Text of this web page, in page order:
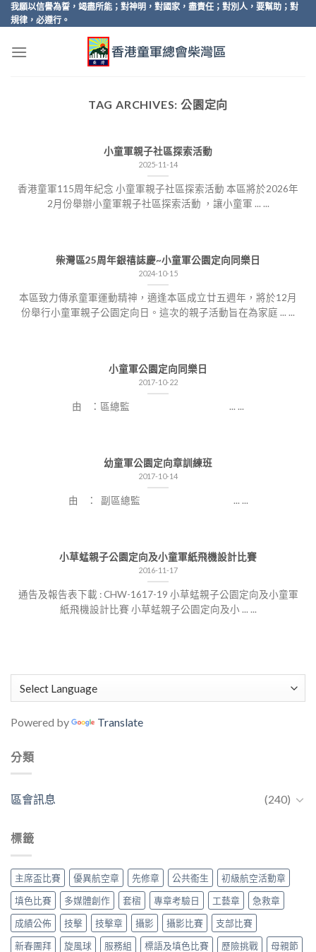
Skip
to
我願以信譽為誓，竭盡所能；對神明，對國家，盡責任；對別人，要幫助；對
規律，必遵行。
TAG ARCHIVES: 公園定向
小童軍親子社區探索活動
2025-11-14
香港童軍115周年紀念 小童軍親子社區探索活動 本區將於2026年
2月份舉辦小童軍親子社區探索活動 ，讓小童軍 ... ...
柴灣區25周年銀禧誌慶~小童軍公園定向同樂日
2024-10-15
本區致力傳承童軍運動精神，適逢本區成立廿五週年，將於12月
份舉行小童軍親子公園定向日。這次的親子活動旨在為家庭 ... ...
小童軍公園定向同樂日
2017-10-22
由 ：區總監 ... ...
幼童軍公園定向章訓練班
2017-10-14
由 ： 副區總監 ... ...
小草蜢親子公園定向及小童軍紙飛機設計比賽
2016-11-17
通告及報告表下載 : CHW-1617-19 小草蜢親子公園定向及小童軍
紙飛機設計比賽 小草蜢親子公園定向及小 ... ...
Powered by Translate
分類
區會訊息 (240)
標籤
主席盃比賽 優異航空章 先修章 公共䘙生
初級航空活動章
填色比賽
多媒體創作 套槢 專章考驗日 工藝章
急救章
成績公佈
技擊 技擊章 攝影 攝影比賽
支部比賽
新春團拜
旋風球 服務組 標語及填色比賽 歷險挑戰
母親節